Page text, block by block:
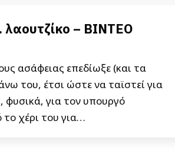
– ΒΙΝΤΕΟ
ασάφειας επεδίωξε (και τα
του, έτσι ώστε να ταϊστεί για
φυσικά, για τον υπουργό
το χέρι του για…